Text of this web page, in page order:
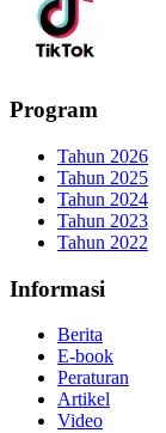
Program
Tahun 2026
Tahun 2025
Tahun 2024
Tahun 2023
Tahun 2022
Informasi
Berita
E-book
Peraturan
Artikel
Video